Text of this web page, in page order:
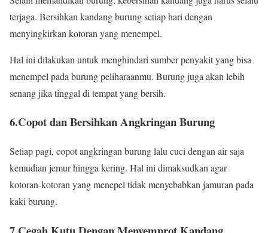
terjaga. Bersihkan kandang burung setiap hari dengan
menyingkirkan kotoran yang menempel.
Hal ini dilakukan untuk menghindari sumber penyakit yang bisa
menempel pada burung peliharaanmu. Burung juga akan lebih
senang jika tinggal di tempat yang bersih.
6.Copot dan Bersihkan Angkringan Burung
Setiap pagi, copot angkringan burung lalu cuci dengan air saja
kemudian jemur hingga kering. Hal ini dimaksudkan agar
kotoran-kotoran yang menepel tidak menyebabkan jamuran pada
kaki burung.